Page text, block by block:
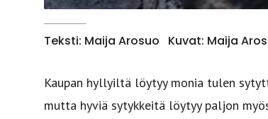
Teksti: Maija Arosuo Kuvat: Maija
Kaupan hyllyiltä löytyy monia tulen
mutta hyviä sytykkeitä löytyy paljon